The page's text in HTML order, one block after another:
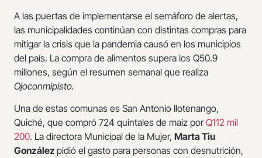
A las puertas de implementarse el semáforo de alertas,
las municipalidades continúan con distintas compras para
mitigar la crisis que la pandemia causó en los municipios
del país. La compra de alimentos supera los Q50.9
millones, según el resumen semanal que realiza
Ojoconmipisto.
Una de estas comunas es San Antonio Ilotenango,
Quiché, que compró 724 quintales de maíz porQ112 mil
200. La directora Municipal de la Mujer, Marta Tiu
González pidió el gasto para personas con desnutrición,